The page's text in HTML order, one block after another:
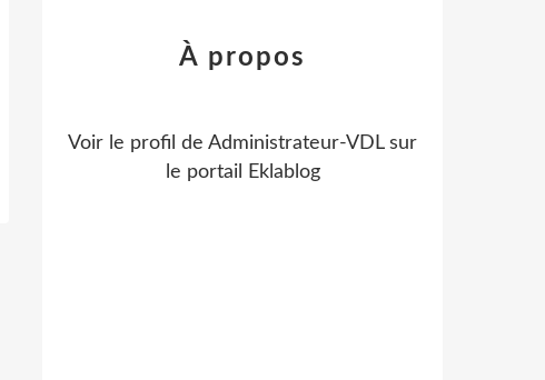
À propos
Voir le profil de Administrateur-VDLsur
le portail Eklablog